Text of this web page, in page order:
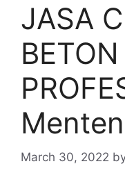
JASA
BETON
March 30, 2022